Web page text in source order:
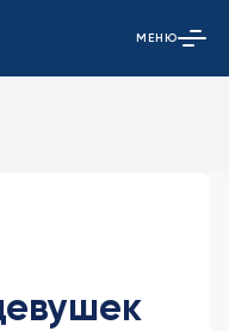
Открыть
МЕНЮ